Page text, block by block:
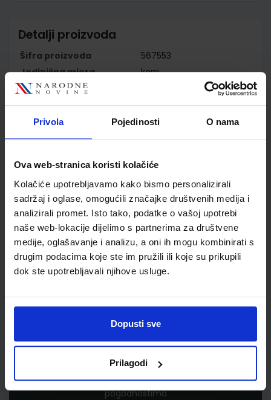
Privola Pojedinosti O nama
Ova web-stranica koristi kolačiće
Kolačiće upotrebljavamo kako bismo personalizirali
sadržaj i oglase, omogućili značajke društvenih medija i
analizirali promet. Isto tako, podatke o vašoj upotrebi
naše web-lokacije dijelimo s partnerima za društvene
medije, oglašavanje i analizu, a oni ih mogu kombinirati s
drugim podacima koje ste im pružili ili koje su prikupili
dok ste upotrebljavali njihove usluge.
Dopusti sve
Prilagodi
Detalji proizvoda
Šifra proizvoda
567553
Jedinična mjera
kom
Nakladnik
PROFIL KLETT d.o.o.
Autor
Giorgio Motta
Školski razred
20 2.RAZRED SŠ
Vrsta školske knjige
Nastavni predmet
NJEMAČKI JEZIK
Reg br min
6824
Newsletter prijava
Prijavite se kako bi primali informacije o novim
proizvodima i uslugama, akcijama i drugim
pogodnostima